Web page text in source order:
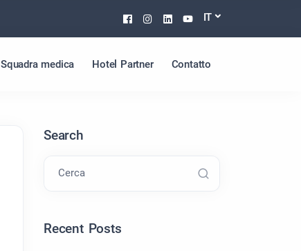
Facebook
Instagram
Linkedin
Youtube
IT
Squadra medica Hotel Partner Contatto
Search
Cerca
Recent Posts